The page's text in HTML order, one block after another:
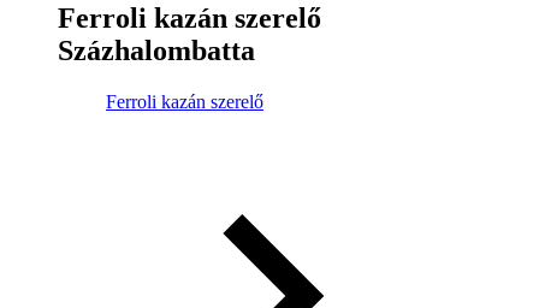
Ferroli kazán szerelő
Százhalombatta
Ferroli kazán szerelő